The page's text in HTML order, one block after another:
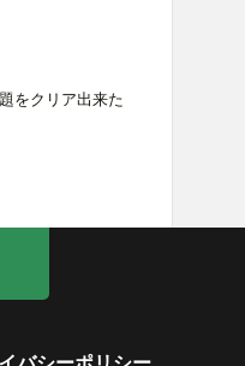
をクリア出来た